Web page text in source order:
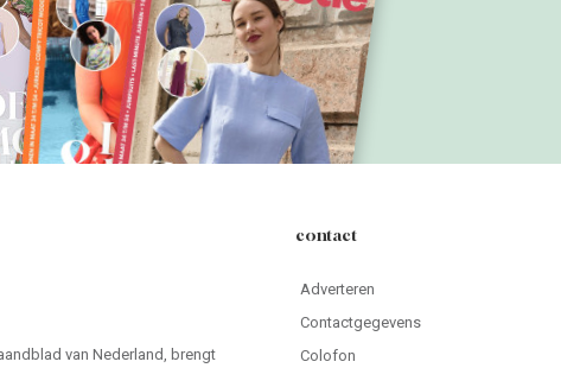
van Nederland, brengt
contact
Adverteren
Contactgegevens
Colofon